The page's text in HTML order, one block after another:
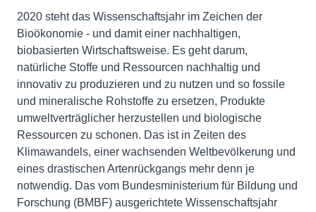
2020 steht das Wissenschaftsjahr im Zeichen der
Bioökonomie - und damit einer nachhaltigen,
biobasierten Wirtschaftsweise. Es geht darum,
natürliche Stoffe und Ressourcen nachhaltig und
innovativ zu produzieren und zu nutzen und so fossile
und mineralische Rohstoffe zu ersetzen, Produkte
umweltverträglicher herzustellen und biologische
Ressourcen zu schonen. Das ist in Zeiten des
Klimawandels, einer wachsenden Weltbevölkerung und
eines drastischen Artenrückgangs mehr denn je
notwendig. Das vom Bundesministerium für Bildung und
Forschung (BMBF) ausgerichtete Wissenschaftsjahr